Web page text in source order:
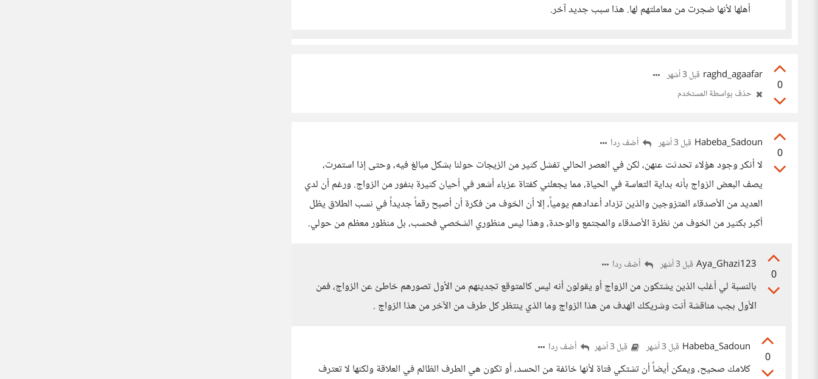
أهلها لأنها ضجرت من معاملتهم لها. هذا سبب جديد آخر.
0
raghd_agaafar قبل 3 أشهر
حذف بواسطة المستخدم
0
Habeba_Sadoun قبل 3 أشهر أضف ردا
لا أنكر وجود هؤلاء تحدثت عنهن، لكن في العصر الحالي تفشل كثير من الزيجات حولنا بشكل مبالغ فيه، وحتى إذا استمرت،
يصف البعض الزواج بأنه بداية التعاسة في الحياة، مما يجعلني كفتاة عزباء أشعر في أحيان كثيرة بنفور من الزواج. ورغم أن لدي
العديد من الأصدقاء المتزوجين والذين تزداد أعدادهم يومياً، إلا أن الخوف من فكرة أن أصبح رقماً جديداً في نسب الطلاق يظل
أكبر بكثير من الخوف من نظرة الأصدقاء والمجتمع والوحدة، وهذا ليس منظوري الشخصي فحسب، بل منظور معظم من حولي.
0
Aya_Ghazi123 قبل 3 أشهر أضف ردا
بالنسبة لي أغلب الذين يشتكون من الزواج أو يقولون أنه ليس كالمتوقع تجدينهم من الأول تصورهم خاطئ عن الزواج، فمن
الأول بجب مناقشة أنت وشريكك الهدف من هذا الزواج وما الذي ينتظر كل طرف من الآخر من هذا الزواج .
0
Habeba_Sadoun قبل 3 أشهر قبل 3 أشهر أضف ردا
كلامك صحيح، ويمكن أيضاً أن تشتكي فتاة لأنها خائفة من الحسد، أو تكون هي الطرف الظالم في العلاقة ولكنها لا تعترف